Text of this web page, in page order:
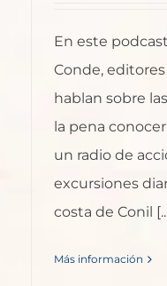
En este
Conde,
hablan sobre
la pena
un radio de
excursiones
costa de Conil
Más información